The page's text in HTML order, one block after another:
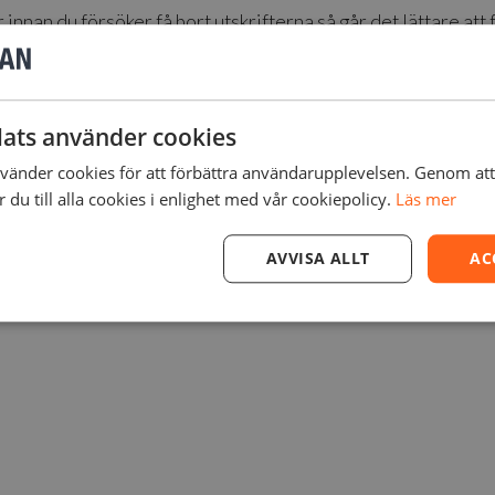
innan du försöker få bort utskrifterna så går det lättare
som kommer att försämras med tiden. Garantin
Endast plattor som är skadade vid leverans täcks
använder cookies
cookies för att förbättra användarupplevelsen. Genom
du till alla cookies i enlighet med vår cookiepolicy. Läs mer
AVVISA ALLT